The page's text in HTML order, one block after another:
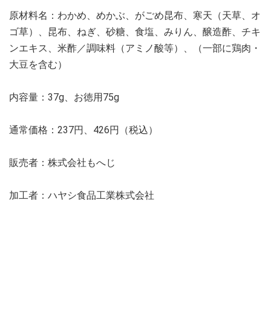
原材料名：わかめ、めかぶ、がごめ昆布、寒天（天草、オ
ゴ草）、昆布、ねぎ、砂糖、食塩、みりん、醸造酢、チキ
ンエキス、米酢／調味料（アミノ酸等）、（一部に鶏肉・
大豆を含む）
内容量：37g、お徳用75g
通常価格：237円、426円（税込）
販売者：株式会社もへじ
加工者：ハヤシ食品工業株式会社